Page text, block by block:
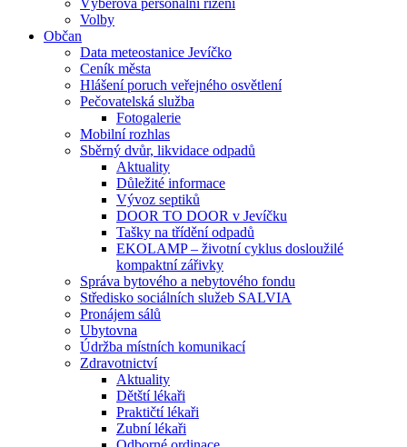
Výběrová personální řízení
Volby
Občan
Data meteostanice Jevíčko
Ceník města
Hlášení poruch veřejného osvětlení
Pečovatelská služba
Fotogalerie
Mobilní rozhlas
Sběrný dvůr, likvidace odpadů
Aktuality
Důležité informace
Vývoz septiků
DOOR TO DOOR v Jevíčku
Tašky na třídění odpadů
EKOLAMP – životní cyklus dosloužilé
kompaktní zářivky
Správa bytového a nebytového fondu
Středisko sociálních služeb SALVIA
Pronájem sálů
Ubytovna
Údržba místních komunikací
Zdravotnictví
Aktuality
Dětští lékaři
Praktičtí lékaři
Zubní lékaři